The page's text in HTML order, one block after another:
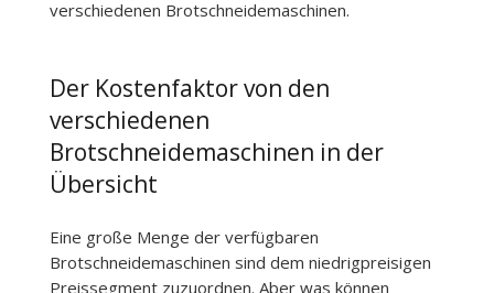
verschiedenen Brotschneidemaschinen.
Der Kostenfaktor von den
verschiedenen
Brotschneidemaschinen in der
Übersicht
Eine große Menge der verfügbaren
Brotschneidemaschinen sind dem niedrigpreisigen
Preissegment zuzuordnen. Aber was können